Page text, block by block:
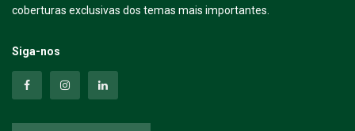
coberturas exclusivas dos temas mais importantes.
Siga-nos